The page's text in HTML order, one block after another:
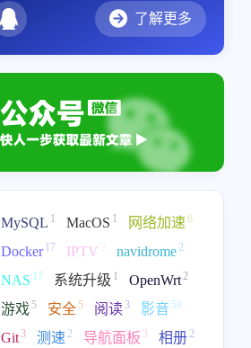
了解更多
MySQL 1 MacOS 1 网络加速6
Docker 17 IPTV 2 navidrome2
NAS 17 系统升级 1 OpenWrt2
游戏5 安全5 阅读3 影音 58
Git3 测速2 导航面板 3 相册2